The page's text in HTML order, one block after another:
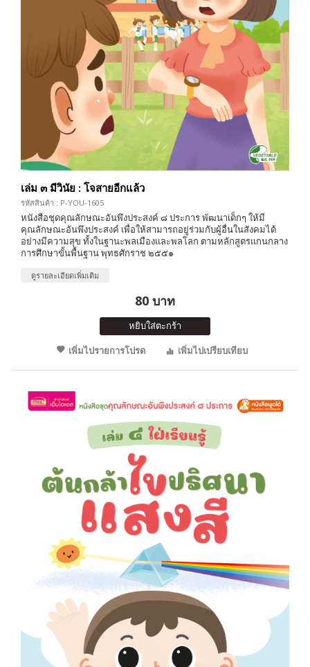
เล่ม ๓ มีวินัย : โจสายอีกแล้ว
รหัสสินค้า : P-YOU-1605
หนังสือชุดคุณลักษณะอันพึงประสงค์ ๘ ประการ พัฒนาเด็กๆ ให้มี
คุณลักษณะอันพึงประสงค์ เพื่อให้สามารถอยู่ร่วมกับผู้อื่นในสังคมได้
อย่างมีความสุข ทั้งในฐานะพลเมืองและพลโลก ตามหลักสูตรแกนกลาง
การศึกษาขั้นพื้นฐาน พุทธศักราช ๒๕๕๑
ดูรายละเอียดเพิ่มเติม
80 บาท
หยิบใส่ตะกร้า
เพิ่มไปรายการโปรด
เพิ่มไปเปรียบเทียบ